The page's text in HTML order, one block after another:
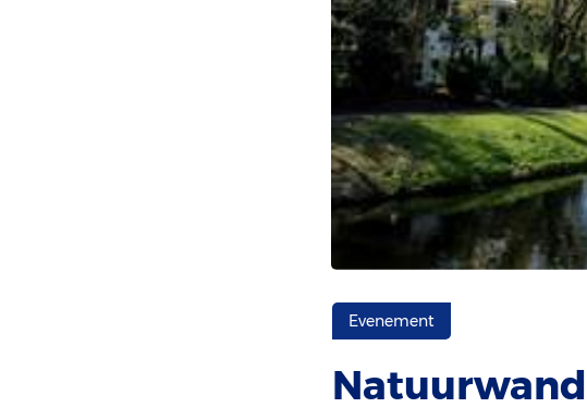
Evenement